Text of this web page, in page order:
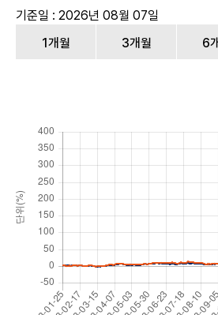
기준일 : 2026년 08월 07일
1개월
3개월 6